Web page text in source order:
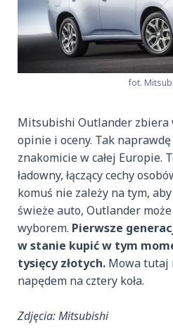
fot.
Mitsubishi Outlander zbiera
opinie i oceny. Tak
znakomicie w całej Europie.
ładowny, łączący cechy
komuś nie zależy na tym,
świeże auto, Outlander
wyborem. Pierwsze
w stanie kupić w tym
tysięcy złotych. Mowa tutaj
napędem na cztery koła.
Zdjęcia: Mitsubishi